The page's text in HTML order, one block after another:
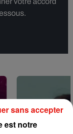
est notre
sans accepter